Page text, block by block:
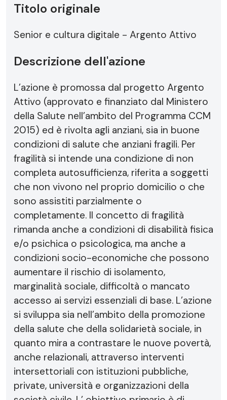
Titolo originale
Senior e cultura digitale - Argento Attivo
Descrizione dell'azione
L’azione è promossa dal progetto Argento
Attivo (approvato e finanziato dal Ministero
della Salute nell’ambito del Programma CCM
2015) ed è rivolta agli anziani, sia in buone
condizioni di salute che anziani fragili. Per
fragilità si intende una condizione di non
completa autosufficienza, riferita a soggetti
che non vivono nel proprio domicilio o che
sono assistiti parzialmente o
completamente. Il concetto di fragilità
rimanda anche a condizioni di disabilità fisica
e/o psichica o psicologica, ma anche a
condizioni socio-economiche che possono
aumentare il rischio di isolamento,
marginalità sociale, difficoltà o mancato
accesso ai servizi essenziali di base. L’azione
si sviluppa sia nell’ambito della promozione
della salute che della solidarietà sociale, in
quanto mira a contrastare le nuove povertà,
anche relazionali, attraverso interventi
intersettoriali con istituzioni pubbliche,
private, università e organizzazioni della